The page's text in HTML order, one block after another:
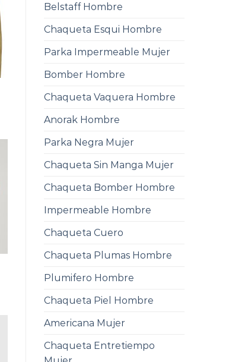
Belstaff Hombre
Chaqueta Esqui Hombre
Parka Impermeable Mujer
Bomber Hombre
Chaqueta Vaquera Hombre
Anorak Hombre
Parka Negra Mujer
Chaqueta Sin Manga Mujer
Chaqueta Bomber Hombre
Impermeable Hombre
Chaqueta Cuero
Chaqueta Plumas Hombre
Plumifero Hombre
Chaqueta Piel Hombre
Americana Mujer
Chaqueta Entretiempo